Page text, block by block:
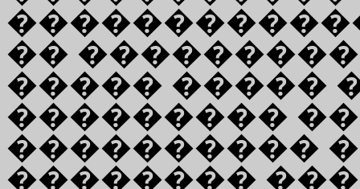
��
����� �����
���������
����������
��������